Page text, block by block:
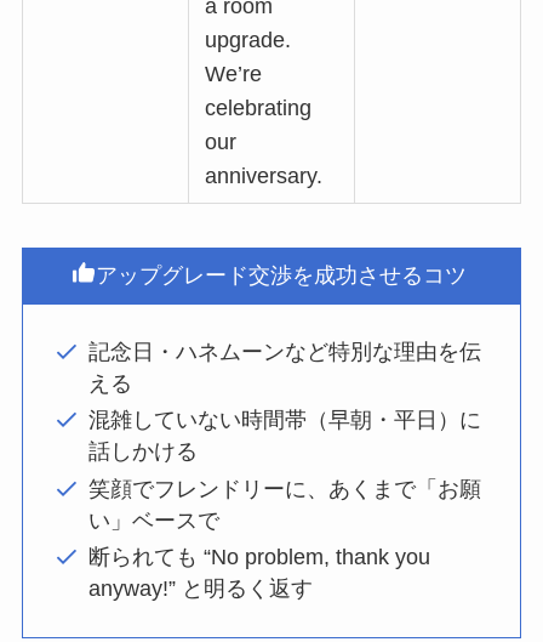
a room
upgrade.
We’re
celebrating
our
anniversary.
アップグレード交渉を成功させるコツ
記念日・ハネムーンなど特別な理由を伝
える
混雑していない時間帯（早朝・平日）に
話しかける
笑顔でフレンドリーに、あくまで「お願
い」ベースで
断られても “No problem, thank you
anyway!” と明るく返す